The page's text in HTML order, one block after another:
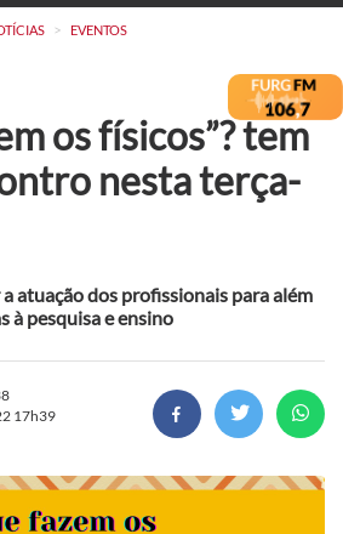
> EVENTOS
os físicos”? tem
nesta terça-
atuação dos profissionais para além
à pesquisa e ensino
17h39